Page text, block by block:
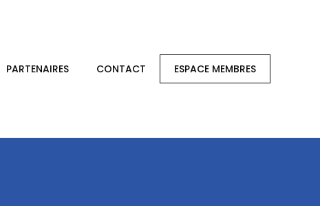
PARTENAIRES CONTACT ESPACE MEMBRES